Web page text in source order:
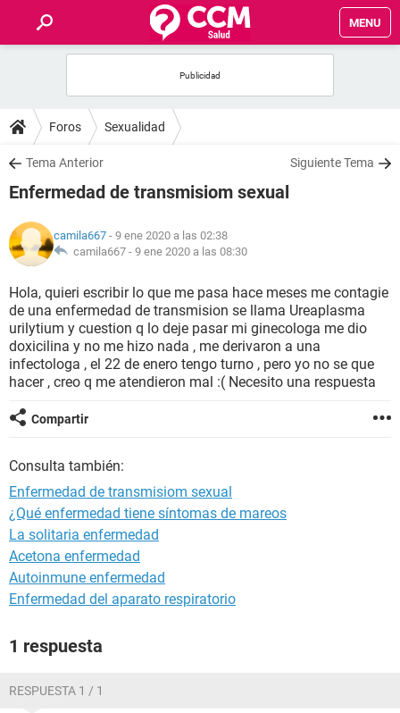
MENU
FOROS
SALUD
NUTRICIÓN
BIENESTAR
SEXUALIDAD
GLOSARIO
Foros Sexualidad
Tema Anterior Siguiente Tema
Enfermedad de transmisiom sexual
camila667 - 9 ene 2020 a las 02:38
camila667 - 9 ene 2020 a las 08:30
Hola, quieri escribir lo que me pasa hace meses me contagie
de una enfermedad de transmision se llama Ureaplasma
urilytium y cuestion q lo deje pasar mi ginecologa me dio
doxicilina y no me hizo nada , me derivaron a una
infectologa , el 22 de enero tengo turno , pero yo no se que
hacer , creo q me atendieron mal :( Necesito una respuesta
Compartir
Consulta también:
Enfermedad de transmisiom sexual
¿Qué enfermedad tiene síntomas de mareos
La solitaria enfermedad
Acetona enfermedad
Autoinmune enfermedad
Enfermedad del aparato respiratorio
1 respuesta
RESPUESTA 1 / 1